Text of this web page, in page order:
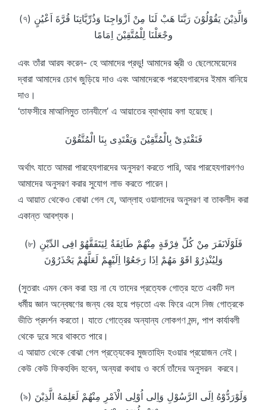
(৭) وَالَّذِيْنَ يَقُوْلُوْنَ رَبَّنَا هَبْ لَنَا مِنْ اَزْوَاجِنَا وَذُرِّيَّاتِنَا قُرَّةَ اَعْيُنٍ
وجْعَلْنَا لِلْمُتَّقِيْنَ اِمَامًا
এবং তাঁরা আরয করেন- হে আমাদের প্রভু! আমাদের স্ত্রী ও ছেলেমেয়েদের
দ্বারা আমাদের চোখ জুড়িয়ে দাও এবং আমাদেরকে পরহেযগারদের ইমাম বানিয়ে
দাও।
‘তাফসীরে মাআলিমুত তানযীলে’ এ আয়াতের ব্যাখ্যায় বলা হয়েছে।
فَنَقْتَدِىْ بِالْمُتَّقِيْنَ وَيَقْتَدِى بِنَا الْمُتَّقُوْنَ
অর্থাৎ যাতে আমরা পারহেযগারদের অনুসরণ করতে পারি, আর পারহেযগারগণও
আমাদের অনুসরণ করার সুযোগ লাভ করতে পারেন।
এ আয়াত থেকেও বোঝা গেল যে, আল্লাহ ওয়ালাদের অনুসরণ বা তাকলীদ করা
একান্ত আবশ্যক।
(৮) فَلَوْلَانَفَرَ مِنْ كُلِّ فِرْقَةٍ مِنْهُمْ طَائِفَةٌ لِيَتَفَقَّهُوْ افِى الدِّيْنِ
وَلِيُنْذِرُوْ اقَوْ مَهُمْ اِذَا رَجَعُوْا اِلَيْهِمْ لَعَلَّهُمْ يَحْذَرُوْنَ
(সুতরাং এমন কেন করা হয় না যে তাদের প্রত্যেক গোত্র হতে একটি দল
ধর্মীয় জ্ঞান অন্বেষণের জন্য বের হয়ে পড়তো এবং ফিরে এসে নিজ গোত্রকে
ভীতি প্রদর্শন করতো। যাতে গোত্রের অন্যান্য লোকগণ মন্দ, পাপ কার্যাবলী
থেকে দুরে সরে থাকতে পারে।
এ আয়াত থেকে বোঝা গেল প্রত্যেকের মুজতাহিদ হওয়ার প্রয়োজন নেই।
কেউ কেউ ফিকহবিদ হবেন, অন্যরা কথায় ও কর্মে তাঁদের অনুসরন করবে।
(৯) وَلَوْرَدُّوْهُ اِلَى الرَّسُوْلِ وَاِلى اُوْلِى الْاَمْرِ مِنْهُمْ لَعَلِمَهُ الَّذِيْنَ